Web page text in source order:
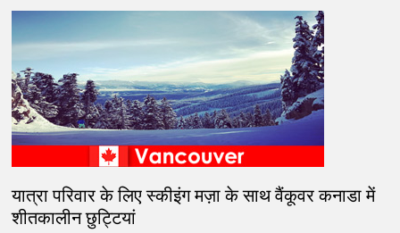
यात्रा परिवार के लिए स्कीइंग मज़ा के साथ वैंकूवर कनाडा में
शीतकालीन छुट्टियां